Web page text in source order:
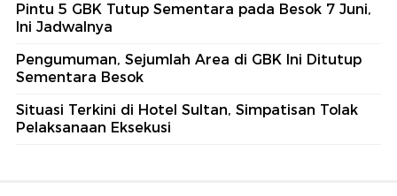
Pintu 5 GBK Tutup Sementara pada Besok 7 Juni,
Ini Jadwalnya
Pengumuman, Sejumlah Area di GBK Ini Ditutup
Sementara Besok
Situasi Terkini di Hotel Sultan, Simpatisan Tolak
Pelaksanaan Eksekusi